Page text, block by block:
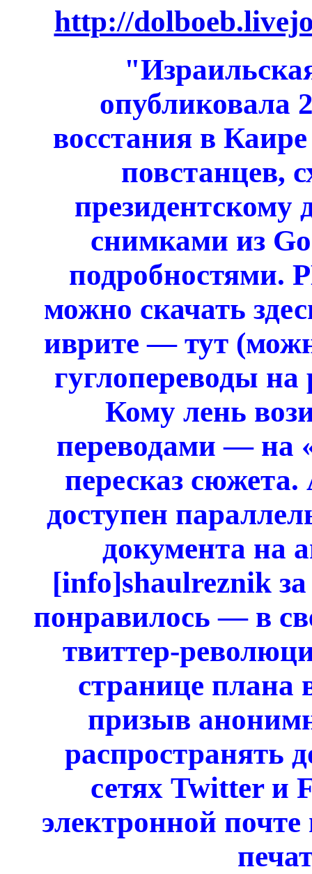
http://
опубликовала
восстания в
повстанцев,
президентскому
снимками из
подробностями.
можно скачать
иврите — тут
гуглопереводы
Кому лень
переводами — на
пересказ
доступен
документа на
[info]shaulreznik
понравилось — в
твиттер-
странице плана
призыв
распространять
сетях Twitter и
электронной